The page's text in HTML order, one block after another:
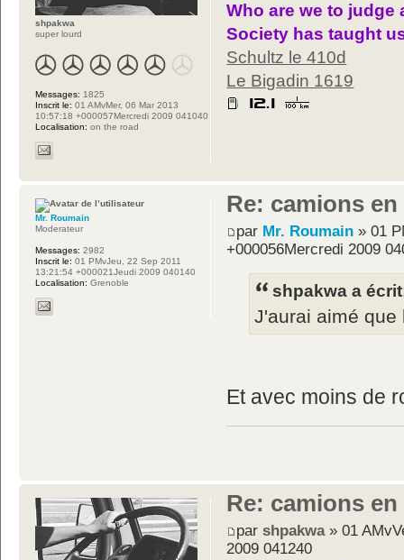
Who are we to judge
Society has taught
Schultz le 410d
Le Bigadin 1619
shpakwa
super lourd
Messages: 1825
Inscrit le: 01 AMvMer, 06 Mar 2013
10:57:18 +000057Mercredi 2009 041040
Localisation: on the road
Re: camions
par Mr. Roumain » 01
+000056Mercredi 2009
shpakwa a
J'aurai aimé
Et avec moins de
Mr. Roumain
Moderateur
Messages: 2982
Inscrit le: 01 PMvJeu, 22 Sep 2011
13:21:54 +000021Jeudi 2009 040140
Localisation: Grenoble
Re: camions
parshpakwa» 01
2009 041240